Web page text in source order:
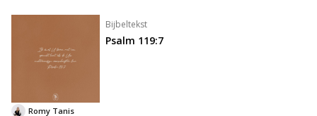
Bijbeltekst
Psalm 119:7
Romy Tanis